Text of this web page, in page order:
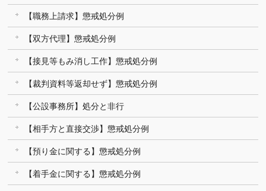
【職務上請求】懲戒処分例
【双方代理】懲戒処分例
【接見等もみ消し工作】懲戒処分例
【裁判資料等返却せず】懲戒処分例
【公設事務所】処分と非行
【相手方と直接交渉】懲戒処分例
【預り金に関する】懲戒処分例
【着手金に関する】懲戒処分例